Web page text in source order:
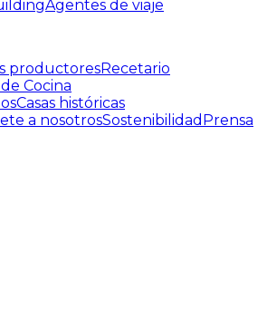
Agentes de viaje
productoresRecetario
Cocina
Casas históricas
a nosotrosSostenibilidad Prensa